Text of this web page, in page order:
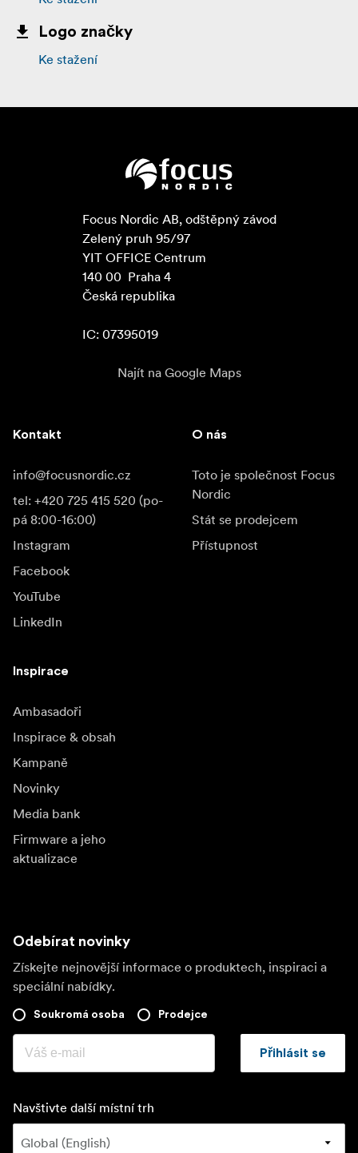
Logo značky
Ke stažení
Focus Nordic AB, odštěpný závod
Zelený pruh 95/97
YIT OFFICE Centrum
140 00  Praha 4
Česká republika
IC: 07395019
Najít na Google Maps
Kontakt
info@focusnordic.cz
tel: +420 725 415 520 (po-
pá 8:00-16:00)
Instagram
Facebook
YouTube
LinkedIn
O nás
Toto je společnost Focus
Nordic
Stát se prodejcem
Přístupnost
Inspirace
Ambasadoři
Inspirace & obsah
Kampaně
Novinky
Media bank
Firmware a jeho
aktualizace
Odebírat novinky
Získejte nejnovější informace o produktech, inspiraci a
speciální nabídky.
Soukromá osoba Prodejce
Přihlásit se
Navštivte další místní trh